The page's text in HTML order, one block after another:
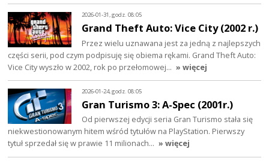
2026-01-31, godz. 08:05
Grand Theft Auto: Vice City (2002 r.)
Przez wielu uznawana jest za jedną z najlepszych
części serii, pod czym podpisuję się obiema rękami. Grand Theft Auto:
Vice City wyszło w 2002, rok po przełomowej… » więcej
2026-01-24, godz. 08:05
Gran Turismo 3: A-Spec (2001r.)
Od pierwszej edycji seria Gran Turismo stała się
niekwestionowanym hitem wśród tytułów na PlayStation. Pierwszy
tytuł sprzedał się w prawie 11 milionach… » więcej